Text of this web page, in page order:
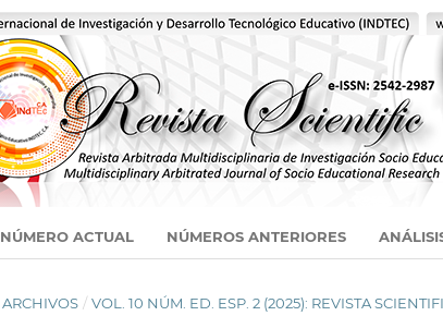
NÚMERO ACTUAL NÚMEROS ANTERIORES
ARCHIVOS / VOL. 10 NÚM. ED. ESP. 2 (2025): REVISTA